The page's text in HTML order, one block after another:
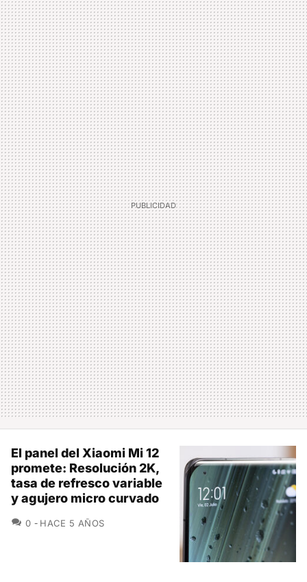
El panel del Xiaomi Mi 12
promete: Resolución 2K,
tasa de refresco variable
y agujero micro curvado
0 COMENTARIOS
HACE 5 AÑOS